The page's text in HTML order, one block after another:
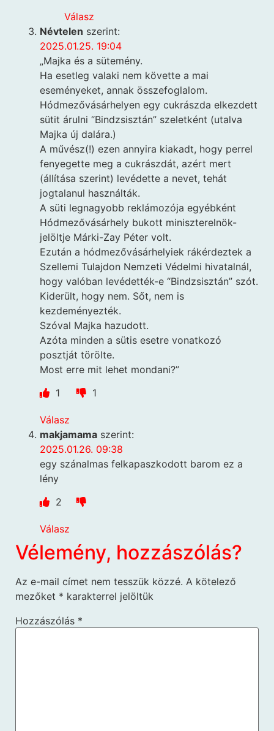
Válasz
Névtelen szerint:
2025.01.25. 19:04
„Majka és a sütemény.
Ha esetleg valaki nem követte a mai
eseményeket, annak összefoglalom.
Hódmezővásárhelyen egy cukrászda elkezdett
sütit árulni “Bindzsisztán” szeletként (utalva
Majka új dalára.)
A művész(!) ezen annyira kiakadt, hogy perrel
fenyegette meg a cukrászdát, azért mert
(állítása szerint) levédette a nevet, tehát
jogtalanul használták.
A süti legnagyobb reklámozója egyébként
Hódmezővásárhely bukott miniszterelnök-
jelöltje Márki-Zay Péter volt.
Ezután a hódmezővásárhelyiek rákérdeztek a
Szellemi Tulajdon Nemzeti Védelmi hivatalnál,
hogy valóban levédették-e “Bindzsisztán” szót.
Kiderült, hogy nem. Sőt, nem is
kezdeményezték.
Szóval Majka hazudott.
Azóta minden a sütis esetre vonatkozó
posztját törölte.
Most erre mit lehet mondani?”
1
1
Válasz
makjamama szerint:
2025.01.26. 09:38
egy szánalmas felkapaszkodott barom ez a
lény
2
Válasz
Vélemény, hozzászólás?
Az e-mail címet nem tesszük közzé. A kötelező
mezőket * karakterrel jelöltük
Hozzászólás *